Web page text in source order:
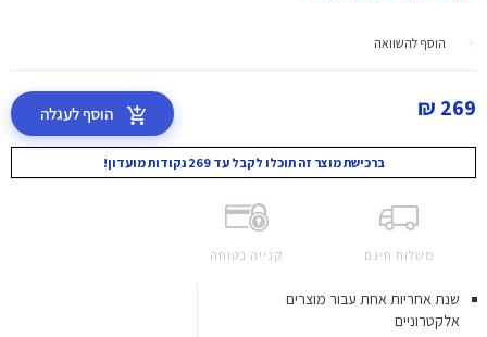
הוסף להשוואה
269 ₪ הוסף לעגלה
ברכישת מוצר זה תוכלו לקבל עד 269 נקודות מועדון!
משלוח חינם קנייה בטוחה
שנת אחריות אחת עבור מוצרים
אלקטרוניים